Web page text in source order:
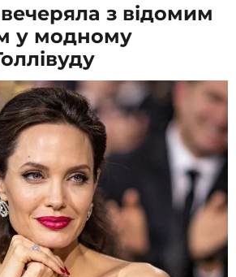
з відомим
у модному